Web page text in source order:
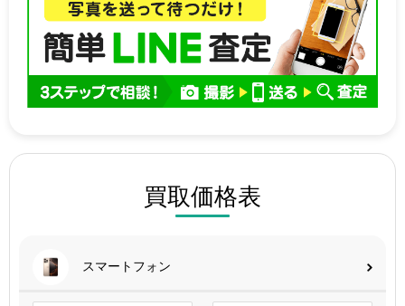
買取価格表
スマートフォン